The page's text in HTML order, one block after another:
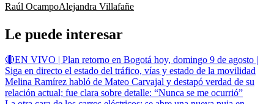
Raúl OcampoAlejandra Villafañe
Le puede interesar
🔴EN VIVO | Plan retorno en Bogotá hoy, domingo 9 de agosto |
Siga en directo el estado del tráfico, vías y estado de la movilidad
Melina Ramírez habló de Mateo Carvajal y destapó verdad de su
relación actual; fue clara sobre detalle: “Nunca se me ocurrió”